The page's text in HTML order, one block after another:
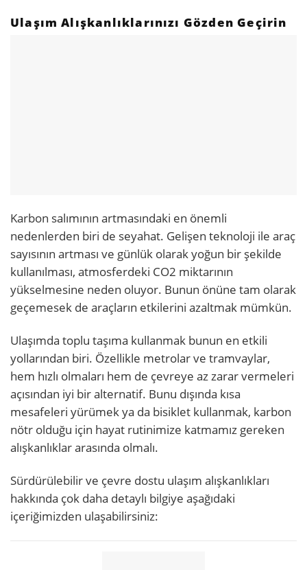
Ulaşım Alışkanlıklarınızı Gözden Geçirin
Karbon salımının artmasındaki en önemli
nedenlerden biri de seyahat. Gelişen teknoloji ile araç
sayısının artması ve günlük olarak yoğun bir şekilde
kullanılması, atmosferdeki CO2 miktarının
yükselmesine neden oluyor. Bunun önüne tam olarak
geçemesek de araçların etkilerini azaltmak mümkün.
Ulaşımda toplu taşıma kullanmak bunun en etkili
yollarından biri. Özellikle metrolar ve tramvaylar,
hem hızlı olmaları hem de çevreye az zarar vermeleri
açısından iyi bir alternatif. Bunu dışında kısa
mesafeleri yürümek ya da bisiklet kullanmak, karbon
nötr olduğu için hayat rutinimize katmamız gereken
alışkanlıklar arasında olmalı.
Sürdürülebilir ve çevre dostu ulaşım alışkanlıkları
hakkında çok daha detaylı bilgiye aşağıdaki
içeriğimizden ulaşabilirsiniz: